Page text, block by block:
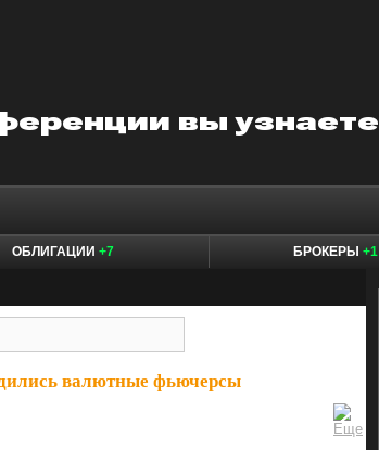
ОБЛИГАЦИИ +7 БРОКЕРЫ +1
валютные фьючерсы